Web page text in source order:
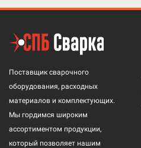
Поставщик сварочного
оборудования, расходных
материалов и комплектующих.
Мы гордимся широким
ассортиментом продукции,
который позволяет нашим